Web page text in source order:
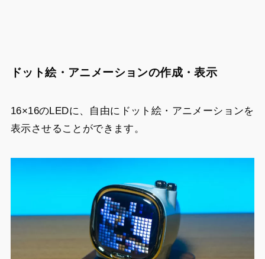
ドット絵・アニメーションの作成・表示
16×16のLEDに、自由にドット絵・アニメーションを
表示させることができます。